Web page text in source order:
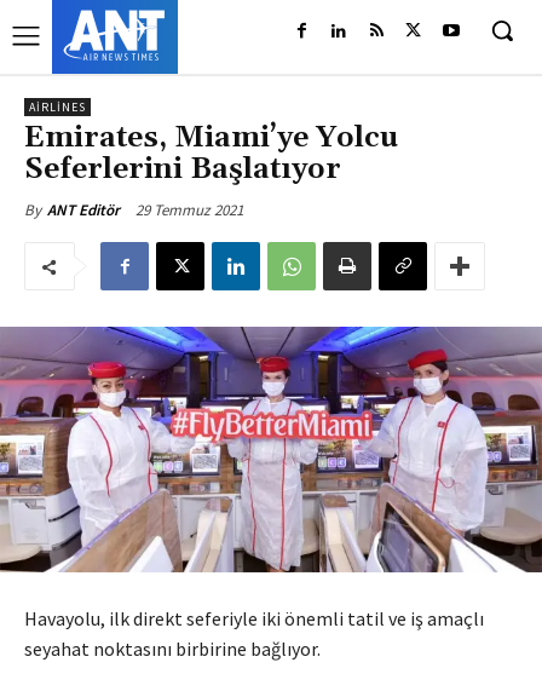
AIRLINES
Emirates, Miami’ye Yolcu
Seferlerini Başlatıyor
By ANT Editör 29 Temmuz 2021
Havayolu, ilk direkt seferiyle iki önemli tatil ve iş amaçlı
seyahat noktasını birbirine bağlıyor.